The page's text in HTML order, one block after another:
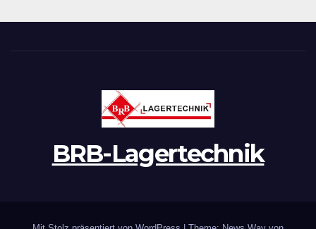
BRB-Lagertechnik